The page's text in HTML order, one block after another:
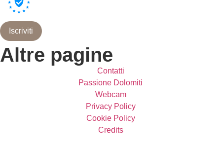
Iscriviti
Altre pagine
Contatti
Passione Dolomiti
Webcam
Privacy Policy
Cookie Policy
Credits